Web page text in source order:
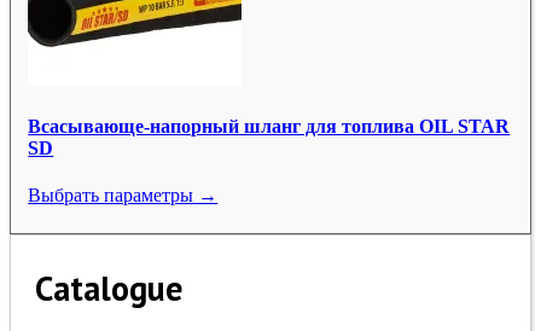
Всасывающе-напорный шланг для топлива OIL STAR
SD
Выбрать параметры →
Catalogue